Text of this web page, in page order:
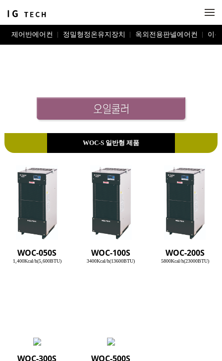
제어반에어컨 정밀형정온유지장치 옥외전용판넬에어컨 이
WOC-S 일반형 제품
WOC-050S
1,400Kcal/h(5,600BTU)
WOC-100S
3400Kcal/h(13600BTU)
WOC-200S
5800Kcal/h(23000BTU)
WOC-300S WOC-500S